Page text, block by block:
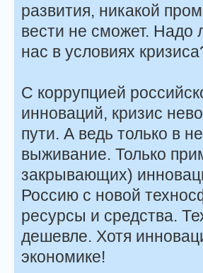
развития, никакой
вести не сможет. Надо
нас в условиях
С коррупцией
инноваций, кризис
пути. А ведь только в
выживание. Только
закрывающих)
Россию с новой
ресурсы и средства.
дешевле. Хотя
экономике!